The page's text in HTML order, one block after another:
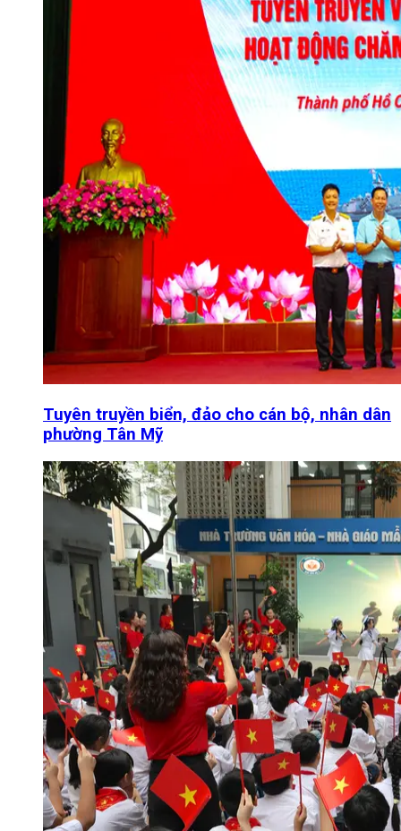
Tuyên truyền biển, đảo cho cán bộ, nhân dân
phường Tân Mỹ